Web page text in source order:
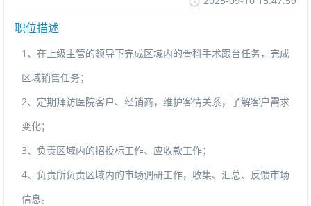
职位描述
1、在上级主管的领导下完成区域内的骨科手术跟台任务，完成
区域销售任务；
2、定期拜访医院客户、经销商，维护客情关系，了解客户需求
变化；
3、负责区域内的招投标工作、应收款工作；
4、负责所负责区域内的市场调研工作，收集、汇总、反馈市场
信息。